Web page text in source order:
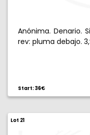
Anónima. Denario.
rev: pluma debajo.
Start: 36€
Lot 21